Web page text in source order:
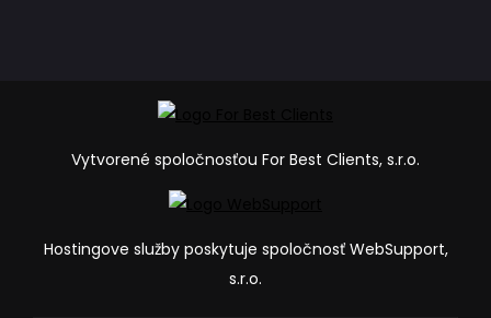
Vytvorené spoločnosťou For Best Clients, s.r.o.
Hostingove služby poskytuje spoločnosť WebSupport,
s.r.o.